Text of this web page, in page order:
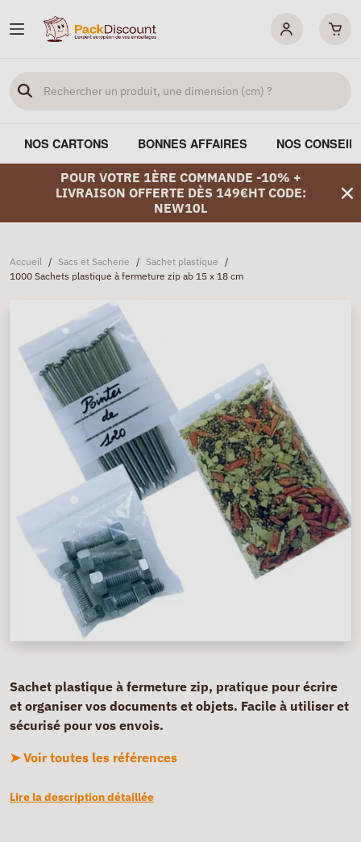
NOS CARTONS BONNES AFFAIRES NOS
POUR VOTRE 1ÈRE COMMANDE -10% +
LIVRAISON OFFERTE DÈS 149€HT CODE:
NEW10L
Accueil / Sacs et Sacherie / Sachet plastique /
1000 Sachets plastique à fermeture zip ab 15 x 18 cm
Sachet plastique à fermeture zip, pratique pour écrire
et organiser vos documents et objets. Facile à utiliser et
sécurisé pour vos envois.
➤ Voir toutes les références
Lire la description détaillée